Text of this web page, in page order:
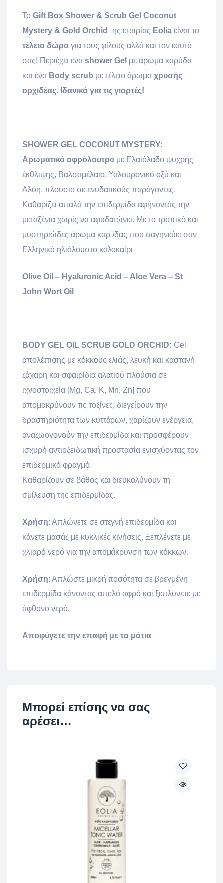
To Gift Box Shower & Scrub Gel Coconut
Mystery & Gold Orchid της εταιρίας Eolia είναι το
τέλειο δώρο για τους φίλους αλλά και τον εαυτό
σας! Περιέχει ενα shower Gel με άρωμα καρύδα
και ένα Body scrub με τέλειο άρωμα χρυσής
ορχιδέας. Ιδανικό για τις γιορτές!
SHOWER GEL COCONUT MYSTERY:
Αρωματικό αφρόλουτρο με Ελαιόλαδο ψυχρής
έκθλιψης, Βαλσαμέλαιο, Υαλουρονικό οξύ και
Αλόη, πλούσιο σε ενυδατικούς παράγοντες.
Καθαρίζει απαλά την επιδερμίδα αφήνοντάς την
μεταξένια χωρίς να αφυδατώνει. Με το τροπικό και
μυστηριώδες άρωμα καρύδας που σαγηνεύει σαν
Ελληνικό ηλιόλουστο καλοκαίρι
Olive Oil – Hyaluronic Acid – Aloe Vera – St
John Wort Oil
BODY GEL OIL SCRUB GOLD ORCHID: Gel
απολέπισης με κόκκους ελιάς, λευκή και καστανή
ζάχαρη και σφαιρίδια αλατιού πλούσια σε
ιχνοστοιχεία [Mg, Ca, K, Mn, Zn] που
απομακρύνουν τις τοξίνες, διεγείρουν την
δραστηριότητα των κυττάρων, χαρίζουν ενέργεια,
αναζωογονούν την επιδερμίδα και προσφέρουν
ισχυρή αντιοξειδωτική προστασία ενισχύοντας τον
επιδερμικό φραγμό.
Καθαρίζουν σε βάθος και διευκολύνουν τη
σμίλευση της επιδερμίδας.
Χρήση: Απλώνετε σε στεγνή επιδερμίδα και
κάνετε μασάζ με κυκλικές κινήσεις. Ξεπλένετε με
χλιαρό νερό για την απομάκρυνση των κόκκων.
Χρήση: Απλώστε μικρή ποσότητα σε βρεγμένη
επιδερμίδα κάνοντας απαλό αφρό και ξεπλύνετε με
άφθονο νερό.
Αποφύγετε την επαφή με τα μάτια
Μπορεί επίσης να σας
αρέσει…